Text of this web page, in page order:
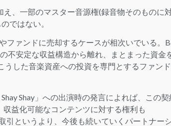
、一部のマスター音源権(録音物そのものに
ではない。
ファンドに売却するケースが相次いでいる。
不安定な収益構造から離れ、まとまった資金
した音楽資産への投資を専門とするファン
Shay」への出演時の発言によれば、この契
益化可能なコンテンツに対する権利も
引というより、今後も続いていくパートナー